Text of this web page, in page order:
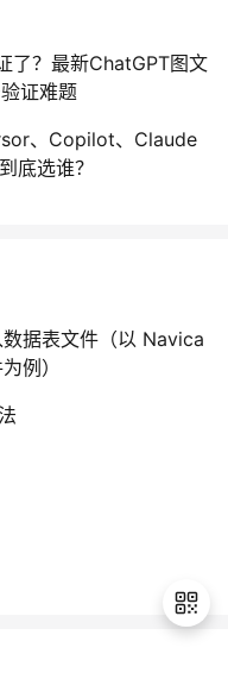
了？最新ChatGPT图文
证难题
、Copilot、Claude
底选谁？
据表文件（以 Navica
例）